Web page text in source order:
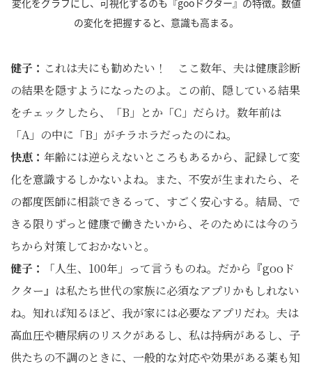
の変化を把握すると、意識も高まる。
健子： これは夫にも勧めたい！ ここ数年、夫は健康診断
の結果を隠すようになったのよ。この前、隠している結果
をチェックしたら、「B」とか「C」だらけ。数年前は
「A」の中に「B」がチラホラだったのにね。
快恵： 年齢には逆らえないところもあるから、記録して変
化を意識するしかないよね。また、不安が生まれたら、そ
の都度医師に相談できるって、すごく安心する。結局、で
きる限りずっと健康で働きたいから、そのためには今のう
ちから対策しておかないと。
健子：
「人生、100年」って言うものね。だから『gooド
クター』は私たち世代の家族に必須なアプリかもしれない
ね。知れば知るほど、我が家には必要なアプリだわ。夫は
高血圧や糖尿病のリスクがあるし、私は持病があるし、子
供たちの不調のときに、一般的な対応や効果がある薬も知